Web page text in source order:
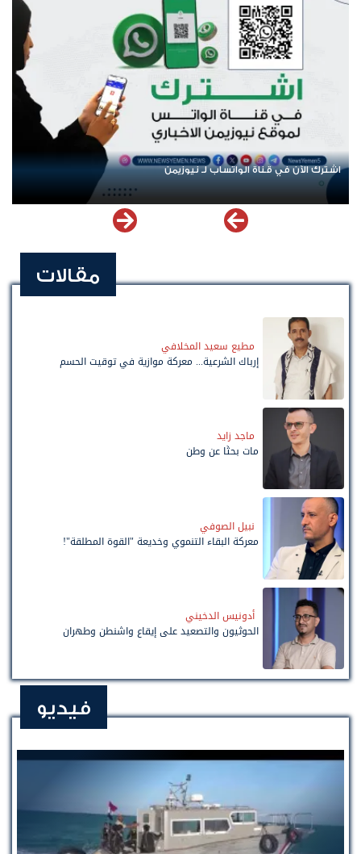
اشترك الآن في قناة الواتساب لـ نيوزيمن
مقالات
مطيع سعيد المخلافي
إرباك الشرعية... معركة موازية في توقيت الحسم
ماجد زايد
مات بحثًا عن وطن
نبيل الصوفي
معركة البقاء التنموي وخديعة "القوة المطلقة"!
أدونيس الدخيني
الحوثيون والتصعيد على إيقاع واشنطن وطهران
فيديو